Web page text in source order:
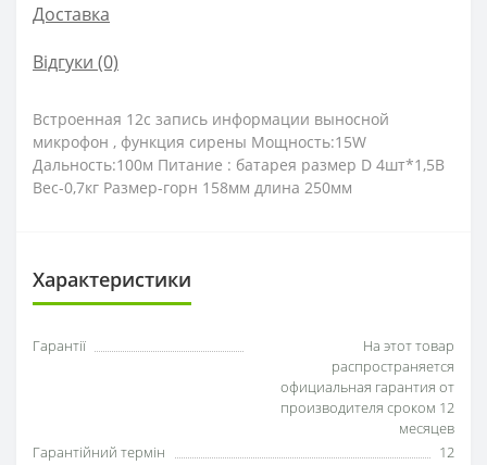
Доставка
Відгуки (0)
Встроенная 12с запись информации выносной
микрофон , функция сирены Мощность:15W
Дальность:100м Питание : батарея размер D 4шт*1,5В
Вес-0,7кг Размер-горн 158мм длина 250мм
Характеристики
Гарантії
На этот товар
распространяется
официальная гарантия от
производителя сроком 12
месяцев
Гарантійний термін
12